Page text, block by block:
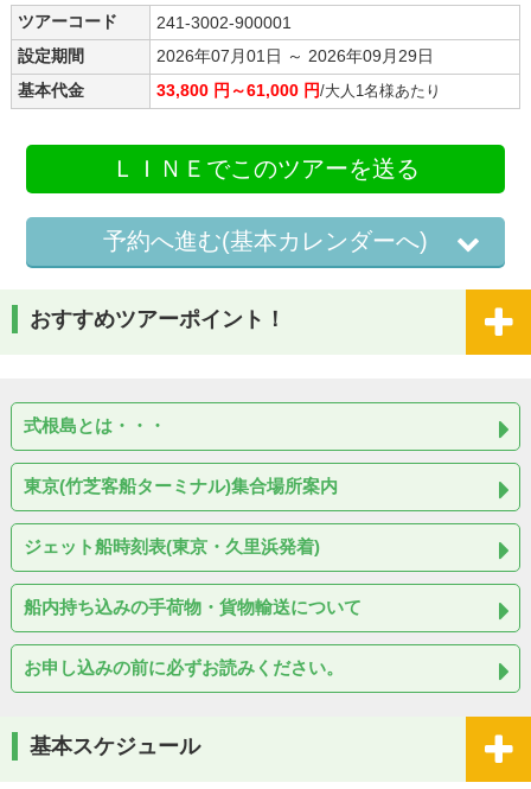
ツアーコード
241-3002-900001
設定期間
2026年07月01日 ～ 2026年09月29日
基本代金
33,800 円～61,000 円/大人1名様あたり
ＬＩＮＥでこのツアーを送る
予約へ進む(基本カレンダーへ)
おすすめツアーポイント！
式根島とは・・・
東京(竹芝客船ターミナル)集合場所案内
ジェット船時刻表(東京・久里浜発着)
船内持ち込みの手荷物・貨物輸送について
お申し込みの前に必ずお読みください。
基本スケジュール